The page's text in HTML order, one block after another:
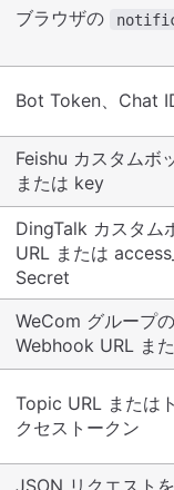
ブラウザの
Bot Token、Chat
Feishu カスタムボ
または key
DingTalk カスタム
URL または
Secret
WeCom グループ
Webhook URL ま
Topic URL または
クセストークン